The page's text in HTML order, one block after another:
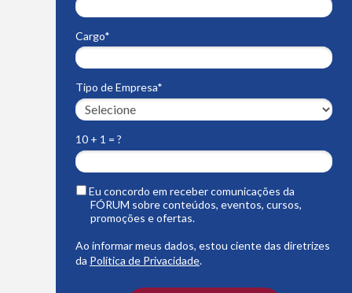
Cargo*
Tipo de Empresa*
10 + 1 = ?
Eu concordo em receber comunicações da
FÓRUM sobre conteúdos, eventos, cursos,
promoções e ofertas.
Ao informar meus dados, estou ciente das diretrizes
da Política de Privacidade.